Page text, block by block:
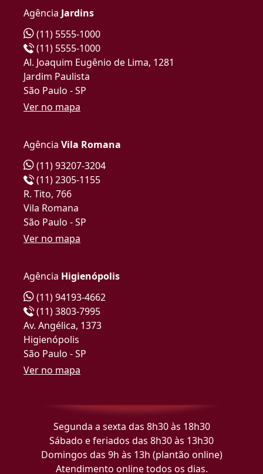
Agência Jardins
(11) 5555-1000
(11) 5555-1000
Al. Joaquim Eugênio de Lima, 1281
Jardim Paulista
São Paulo - SP
Ver no mapa
Agência Vila Romana
(11) 93207-3204
(11) 2305-1155
R. Tito, 766
Vila Romana
São Paulo - SP
Ver no mapa
Agência Higienópolis
(11) 94193-4662
(11) 3803-7995
Av. Angélica, 1373
Higienópolis
São Paulo - SP
Ver no mapa
Segunda a sexta das 8h30 às 18h30
Sábado e feriados das 8h30 às 13h30
Domingos das 9h às 13h (plantão online)
Atendimento online todos os dias.